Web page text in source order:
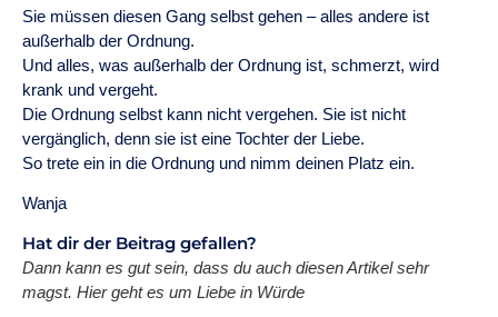
Sie müssen diesen Gang selbst gehen – alles andere ist
außerhalb der Ordnung.
Und alles, was außerhalb der Ordnung ist, schmerzt, wird
krank und vergeht.
Die Ordnung selbst kann nicht vergehen. Sie ist nicht
vergänglich, denn sie ist eine Tochter der Liebe.
So trete ein in die Ordnung und nimm deinen Platz ein.
Wanja
Hat dir der Beitrag gefallen?
Dann kann es gut sein, dass du auch diesen Artikel sehr
magst. Hier geht es um Liebe in Würde